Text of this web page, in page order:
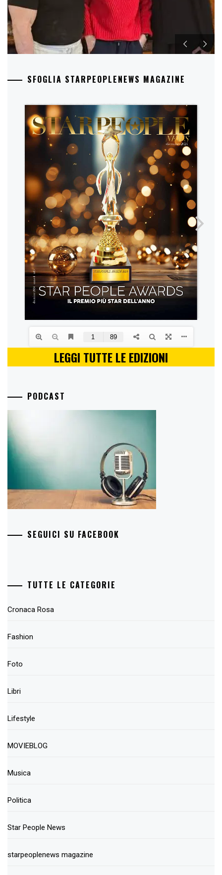
SFOGLIA STARPEOPLENEWS MAGAZINE
LEGGI TUTTE LE EDIZIONI
PODCAST
SEGUICI SU FACEBOOK
TUTTE LE CATEGORIE
Cronaca Rosa
Fashion
Foto
Libri
Lifestyle
MOVIEBLOG
Musica
Politica
Star People News
starpeoplenews magazine